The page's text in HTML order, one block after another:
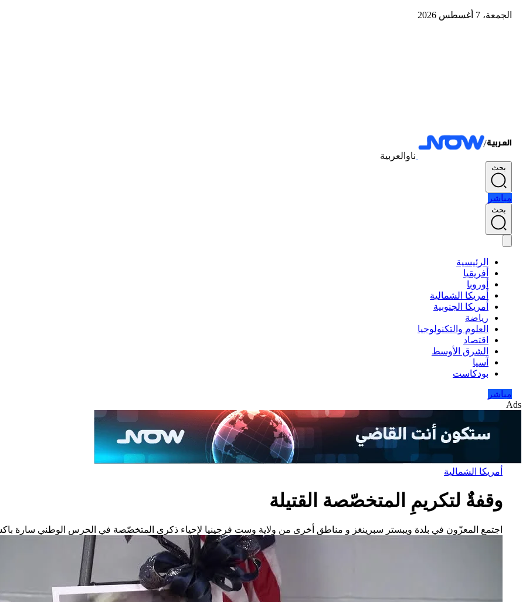
الجمعة، 7 أغسطس 2026
ناوالعربية
بحث
مباشر
بحث
الرئيسية
أفريقيا
أوروبا
أمريكا الشمالية
أمريكا الجنوبية
رياضة
العلوم والتكنولوجيا
اقتصاد
الشرق الأوسط
آسيا
بودكاست
مباشر
Ads
أمريكا الشمالية
وقفةٌ لتكريمِ المتخصّصة القتيلة
اجتمع المعزّون في بلدة ويبستر سبرينغز و مناطق أخرى من ولاية وست فرجينيا لإحياء ذكرى المتخصّصة في الحرس الوطني سارة